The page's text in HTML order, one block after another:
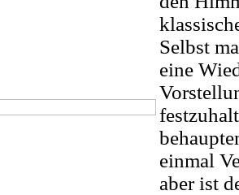
Selbst
eine
einmal
aber ist